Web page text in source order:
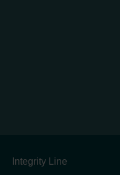
Integrity Line